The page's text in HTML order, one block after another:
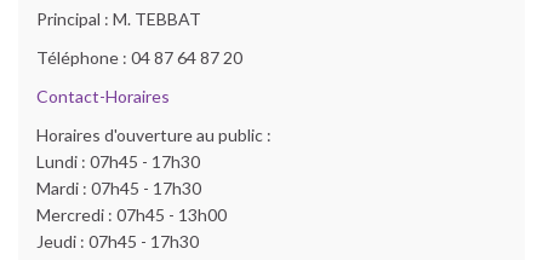
Principal : M. TEBBAT
Téléphone : 04 87 64 87 20
Contact-Horaires
Horaires d'ouverture au public :
Lundi : 07h45 - 17h30
Mardi : 07h45 - 17h30
Mercredi : 07h45 - 13h00
Jeudi : 07h45 - 17h30